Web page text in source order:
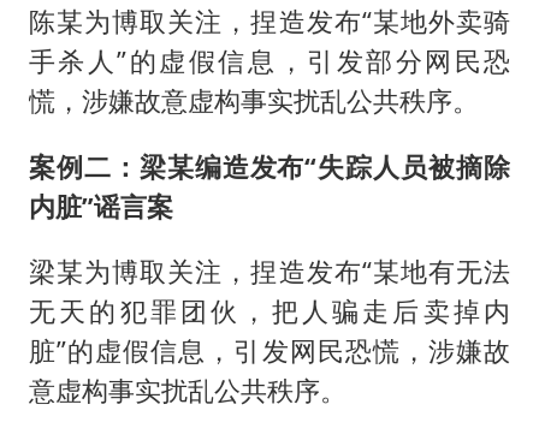
陈某为博取关注，捏造发布“某地外卖骑
手杀人”的虚假信息，引发部分网民恐
慌，涉嫌故意虚构事实扰乱公共秩序。
案例二：梁某编造发布“失踪人员被摘除
内脏”谣言案
梁某为博取关注，捏造发布“某地有无法
无天的犯罪团伙，把人骗走后卖掉内
脏”的虚假信息，引发网民恐慌，涉嫌故
意虚构事实扰乱公共秩序。